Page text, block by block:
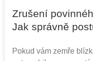
Zrušení
Jak správně
Pokud vám zemře